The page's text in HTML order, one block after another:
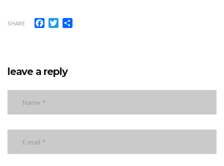
SHARE Facebook
Twitter
leave a reply